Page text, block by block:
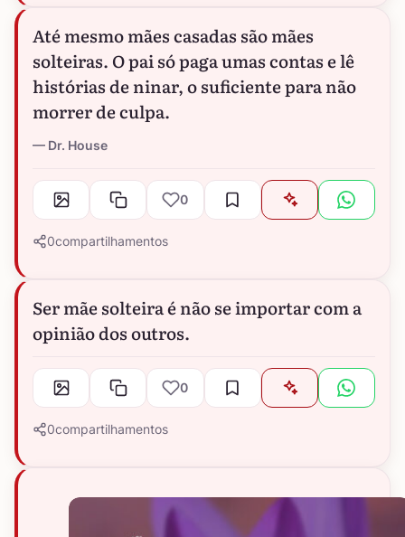
Até mesmo mães casadas são mães
solteiras. O pai só paga umas contas e lê
histórias de ninar, o suficiente para não
morrer de culpa.
Dr. House
0
0compartilhamentos
Ser mãe solteira é não se importar com a
opinião dos outros.
0
0compartilhamentos